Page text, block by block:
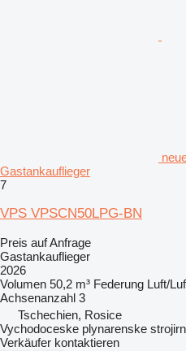
Gastankauflieger
7
VPS VPSCN50LPG-BN
Preis auf Anfrage
Gastankauflieger
2026
Volumen 50,2 m³ Federung Luft/
Achsenanzahl 3
Tschechien, Rosice
Vychodoceske plynarenske
Verkäufer kontaktieren